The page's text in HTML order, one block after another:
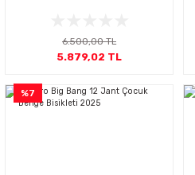
6.500,00 TL
5.879,02 TL
%7